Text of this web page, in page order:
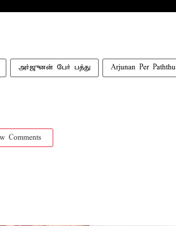
அர்ஜுனன் பேர் பத்து Arjunan Per Paththu
Comments